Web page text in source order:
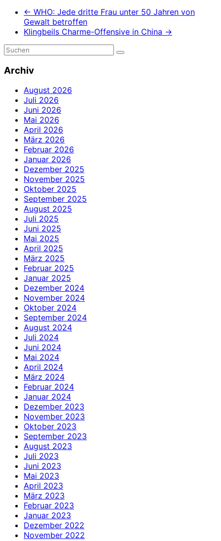
← WHO: Jede dritte Frau unter 50 Jahren von
Gewalt betroffen
Klingbeils Charme-Offensive in China →
Archiv
August 2026
Juli 2026
Juni 2026
Mai 2026
April 2026
März 2026
Februar 2026
Januar 2026
Dezember 2025
November 2025
Oktober 2025
September 2025
August 2025
Juli 2025
Juni 2025
Mai 2025
April 2025
März 2025
Februar 2025
Januar 2025
Dezember 2024
November 2024
Oktober 2024
September 2024
August 2024
Juli 2024
Juni 2024
Mai 2024
April 2024
März 2024
Februar 2024
Januar 2024
Dezember 2023
November 2023
Oktober 2023
September 2023
August 2023
Juli 2023
Juni 2023
Mai 2023
April 2023
März 2023
Februar 2023
Januar 2023
Dezember 2022
November 2022